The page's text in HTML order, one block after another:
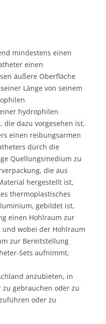
mindestens einen
einen
äußere Oberfläche
Länge von seinem
hydrophilen
die dazu vorgesehen ist,
einen reibungsarmen
durch die
Quellungsmedium zu
die aus
hergestellt ist,
thermoplastisches
gebildet ist,
einen Hohlraum zur
wobei der Hohlraum
zur Bereitstellung
Sets aufnimmt,
anzubieten, in
gebrauchen oder zu
oder zu